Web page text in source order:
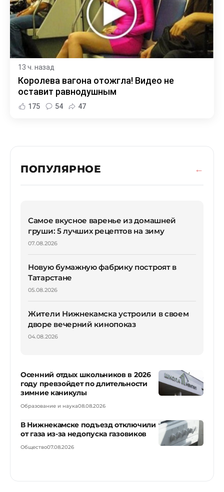
13 ч. назад
Королева вагона отожгла! Видео не
оставит равнодушным
175 54 47
ПОПУЛЯРНОЕ
Самое вкусное варенье из домашней
груши: 5 лучших рецептов на зиму
07.08.2026
Новую бумажную фабрику построят в
Татарстане
05.08.2026
Жители Нижнекамска устроили в своем
дворе вечерний кинопоказ
04.08.2026
Осенний отдых школьников в 2026
году превзойдет по длительности
зимние каникулы
Образование и наука08.08.2026
В Нижнекамске подъезд отключили
от газа из-за недопуска газовиков
Общество07.08.2026